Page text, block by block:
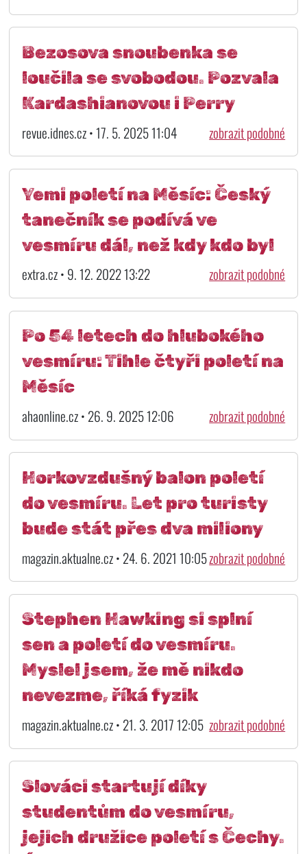
Bezosova snoubenka se
loučila se svobodou. Pozvala
Kardashianovou i Perry
revue.idnes.cz • 17. 5. 2025 11:04 zobrazit podobné
Yemi poletí na Měsíc: Český
tanečník se podívá ve
vesmíru dál, než kdy kdo byl
extra.cz • 9. 12. 2022 13:22 zobrazit podobné
Po 54 letech do hlubokého
vesmíru: Tihle čtyři poletí na
Měsíc
ahaonline.cz • 26. 9. 2025 12:06 zobrazit podobné
Horkovzdušný balon poletí
do vesmíru. Let pro turisty
bude stát přes dva miliony
magazin.aktualne.cz • 24. 6. 2021 10:05zobrazit podobné
Stephen Hawking si splní
sen a poletí do vesmíru.
Myslel jsem, že mě nikdo
nevezme, říká fyzik
magazin.aktualne.cz • 21. 3. 2017 12:05 zobrazit podobné
Slováci startují díky
studentům do vesmíru,
jejich družice poletí s Čechy.